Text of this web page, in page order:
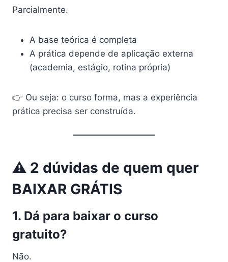
Parcialmente.
A base teórica é completa
A prática depende de aplicação externa
(academia, estágio, rotina própria)
👉 Ou seja: o curso forma, mas a experiência
prática precisa ser construída.
⚠️ 2 dúvidas de quem quer
BAIXAR GRÁTIS
1. Dá para baixar o curso
gratuito?
Não.